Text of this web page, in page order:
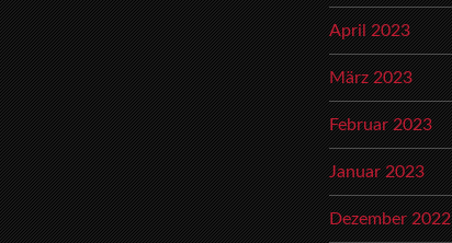
April 2023
März 2023
Februar 2023
Januar 2023
Dezember 2022